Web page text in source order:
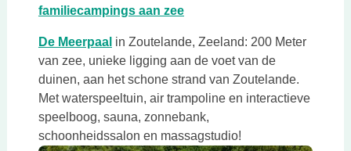
familiecampings aan zeeDeze link opent in een
De MeerpaalDeze link opent in een nieuwe tab
in Zoutelande, Zeeland: 200 Meter
van zee, unieke ligging aan de voet van de
duinen, aan het schone strand van Zoutelande.
Met waterspeeltuin, air trampoline en interactieve
speelboog, sauna, zonnebank,
schoonheidssalon en massagstudio!